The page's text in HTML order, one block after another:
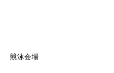
競泳会場